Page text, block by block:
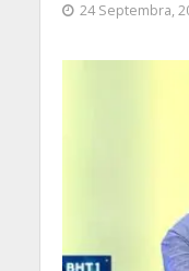
24 Septembra,